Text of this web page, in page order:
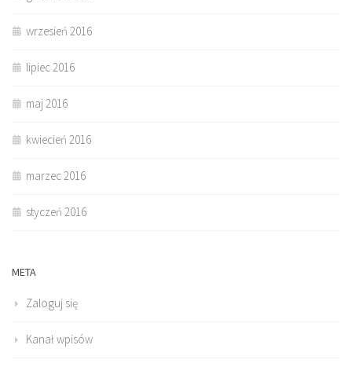
wrzesień 2016
lipiec 2016
maj 2016
kwiecień 2016
marzec 2016
styczeń 2016
META
Zaloguj się
Kanał wpisów